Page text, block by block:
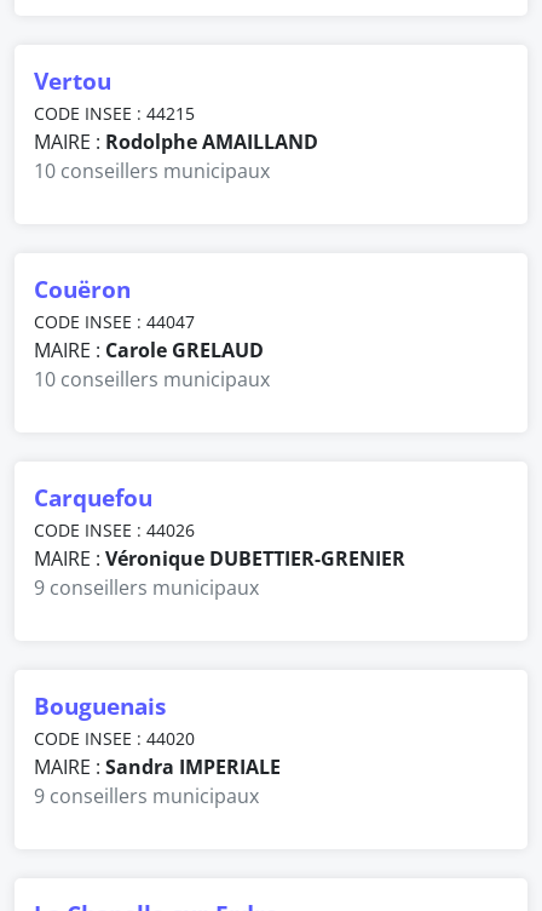
Vertou
CODE INSEE : 44215
MAIRE : Rodolphe AMAILLAND
10 conseillers municipaux
Couëron
CODE INSEE : 44047
MAIRE : Carole GRELAUD
10 conseillers municipaux
Carquefou
CODE INSEE : 44026
MAIRE : Véronique DUBETTIER-GRENIER
9 conseillers municipaux
Bouguenais
CODE INSEE : 44020
MAIRE : Sandra IMPERIALE
9 conseillers municipaux